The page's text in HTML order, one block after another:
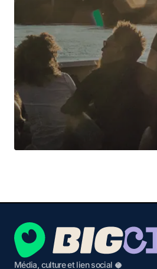
Média, culture et lien social 🥥